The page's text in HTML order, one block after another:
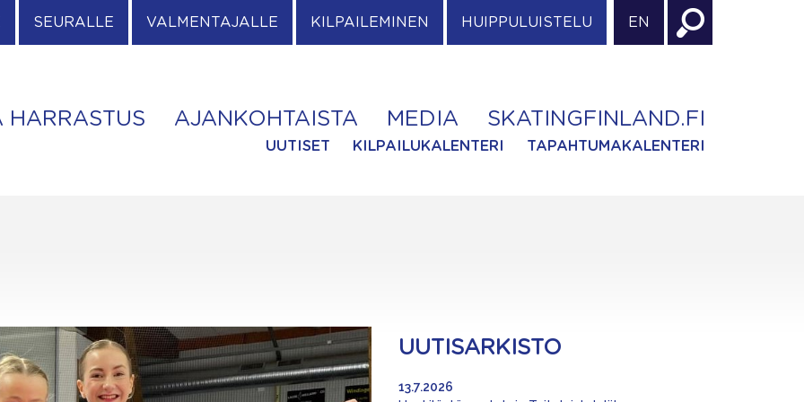
SEURALLE VALMENTAJALLE KILPAILEMINEN HUIPPULUISTELU EN
HARRASTUS AJANKOHTAISTA MEDIA SKATINGFINLAND.FI
UUTISET KILPAILUKALENTERI TAPAHTUMAKALENTERI
UUTISARKISTO
13.7.2026